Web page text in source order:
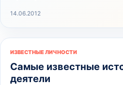
14.06.2012
ИЗВЕСТНЫЕ ЛИЧНОСТИ
Самые известные
деятели